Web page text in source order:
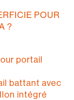
POUR
?
portail
battant avec
intégré